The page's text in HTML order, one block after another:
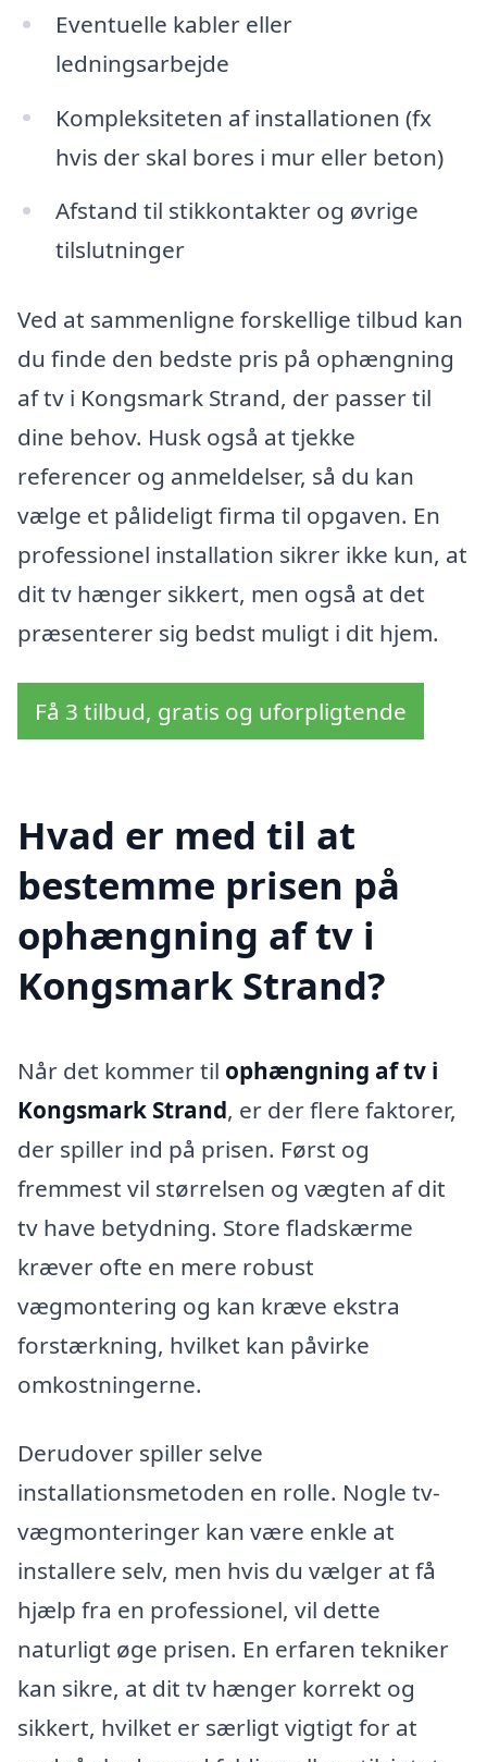
Eventuelle kabler eller
ledningsarbejde
Kompleksiteten af installationen (fx
hvis der skal bores i mur eller beton)
Afstand til stikkontakter og øvrige
tilslutninger
Ved at sammenligne forskellige tilbud kan
du finde den bedste pris på ophængning
af tv i Kongsmark Strand, der passer til
dine behov. Husk også at tjekke
referencer og anmeldelser, så du kan
vælge et pålideligt firma til opgaven. En
professionel installation sikrer ikke kun, at
dit tv hænger sikkert, men også at det
præsenterer sig bedst muligt i dit hjem.
Få 3 tilbud, gratis og uforpligtende
Hvad er med til at
bestemme prisen på
ophængning af tv i
Kongsmark Strand?
Når det kommer til ophængning af tv i
Kongsmark Strand, er der flere faktorer,
der spiller ind på prisen. Først og
fremmest vil størrelsen og vægten af dit
tv have betydning. Store fladskærme
kræver ofte en mere robust
vægmontering og kan kræve ekstra
forstærkning, hvilket kan påvirke
omkostningerne.
Derudover spiller selve
installationsmetoden en rolle. Nogle tv-
vægmonteringer kan være enkle at
installere selv, men hvis du vælger at få
hjælp fra en professionel, vil dette
naturligt øge prisen. En erfaren tekniker
kan sikre, at dit tv hænger korrekt og
sikkert, hvilket er særligt vigtigt for at